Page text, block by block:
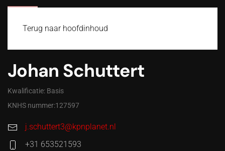
Terug naar hoofdinhoud
Johan Schuttert
Kwalificatie: Basis
KNHS nummer:127597
j.schuttert3@kpnplanet.nl
+31 653521593